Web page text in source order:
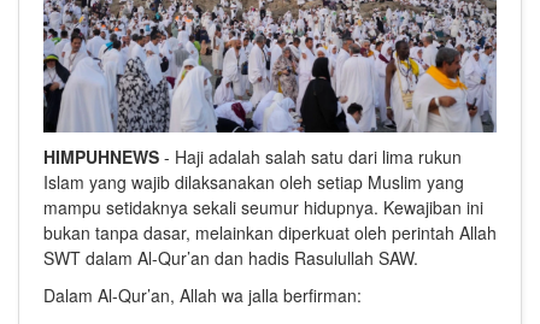
HIMPUHNEWS - Haji adalah salah satu dari lima rukun
Islam yang wajib dilaksanakan oleh setiap Muslim yang
mampu setidaknya sekali seumur hidupnya. Kewajiban ini
bukan tanpa dasar, melainkan diperkuat oleh perintah Allah
SWT dalam Al-Qur’an dan hadis Rasulullah SAW.
Dalam Al-Qur’an, Allah wa jalla berfirman: